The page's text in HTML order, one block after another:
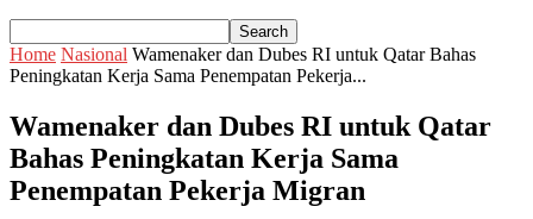
Home Nasional Wamenaker dan Dubes RI untuk Qatar Bahas
Peningkatan Kerja Sama Penempatan Pekerja...
Wamenaker dan Dubes RI untuk Qatar
Bahas Peningkatan Kerja Sama
Penempatan Pekerja Migran